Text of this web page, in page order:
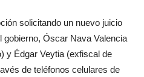
solicitando un nuevo juicio
gobierno, Óscar Nava Valencia
y Édgar Veytia (exfiscal de
de teléfonos celulares de